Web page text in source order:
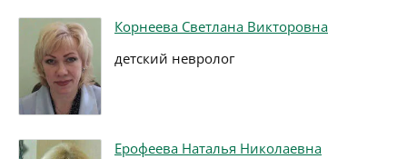
Корнеева Светлана Викторовна
детский невролог
Ерофеева Наталья Николаевна